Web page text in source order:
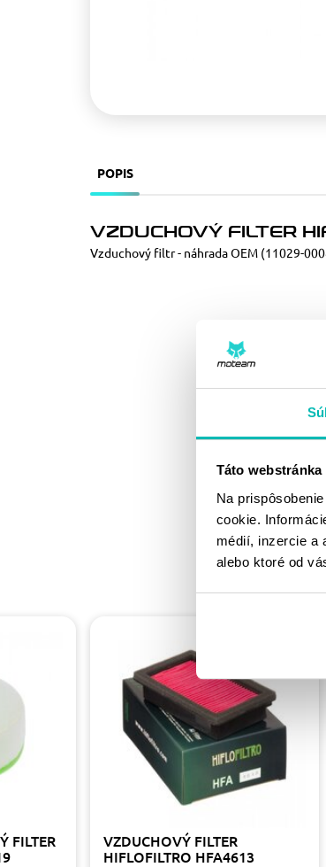
Táto
Na
cookie.
médií, inzercie a
alebo ktoré od
POPIS
VZDUCHOVÝ FILTER
Vzduchový filtr - náhrada OEM (11029-
FILTER
VZDUCHOVÝ FILTER
HIFLOFILTRO HFA4613